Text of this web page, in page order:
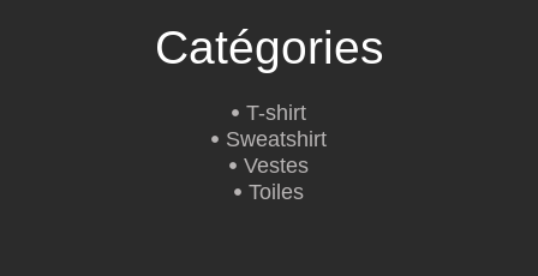
Catégories
T-shirt
Sweatshirt
Vestes
Toiles